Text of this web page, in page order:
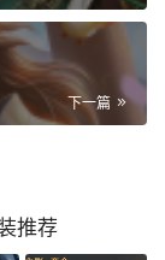
下一篇
推荐